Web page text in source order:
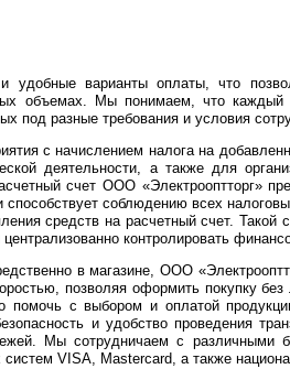
варианты оплаты, что
объемах. Мы понимаем, что
под разные требования и условия
с начислением налога на
деятельности, а также для
счет ООО «Электрооптторг»
соблюдению всех
средств на расчетный счет.
контролировать
в магазине, ООО
позволяя оформить покупку
с выбором и оплатой
и удобство проведения
Мы сотрудничаем с
VISA, Mastercard, а также